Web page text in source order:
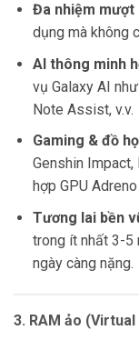
Đa nhiệm mượt
dụng mà không
AI thông minh
vụ Galaxy AI
Note Assist, v.v.
Gaming & đồ
Genshin Impact,
hợp GPU
Tương lai bền
trong ít nhất 3-5
ngày càng nặng.
3. RAM ảo